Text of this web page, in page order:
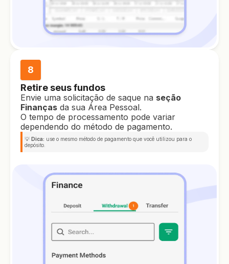
8
Retire seus fundos
Envie uma solicitação de saque na seção
Finanças da sua Área Pessoal.
O tempo de processamento pode variar
dependendo do método de pagamento.
💡 Dica: use o mesmo método de pagamento que você utilizou para o
depósito.